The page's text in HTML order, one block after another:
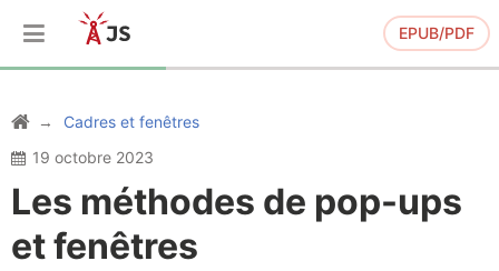
EPUB/PDF
Cadres et fenêtres
19 octobre 2023
Les méthodes de pop-ups
et fenêtres